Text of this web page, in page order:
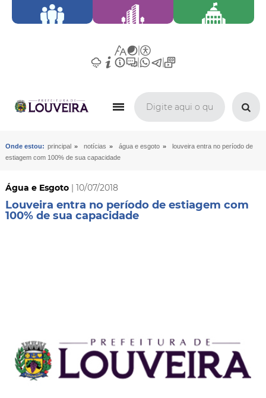
Onde estou: principal » notícias » água e esgoto »
louveira entra no período de
estiagem com 100% de sua capacidade
Água e Esgoto| 10/07/2018
Louveira entra no período de estiagem com
100% de sua capacidade